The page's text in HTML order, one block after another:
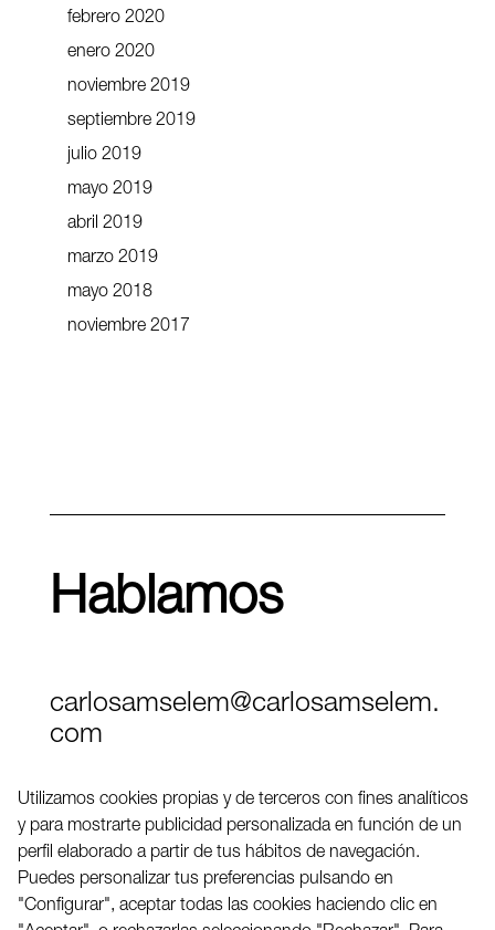
febrero 2020
enero 2020
noviembre 2019
septiembre 2019
julio 2019
mayo 2019
abril 2019
marzo 2019
mayo 2018
noviembre 2017
Hablamos
carlosamselem@carlosamselem.
com
Twitter
LinkedIN
Utilizamos cookies propias y de terceros con fines analíticos
y para mostrarte publicidad personalizada en función de un
perfil elaborado a partir de tus hábitos de navegación.
Puedes personalizar tus preferencias pulsando en
"Configurar", aceptar todas las cookies haciendo clic en